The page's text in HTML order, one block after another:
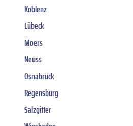
Koblenz
Lübeck
Moers
Neuss
Osnabrück
Regensburg
Salzgitter